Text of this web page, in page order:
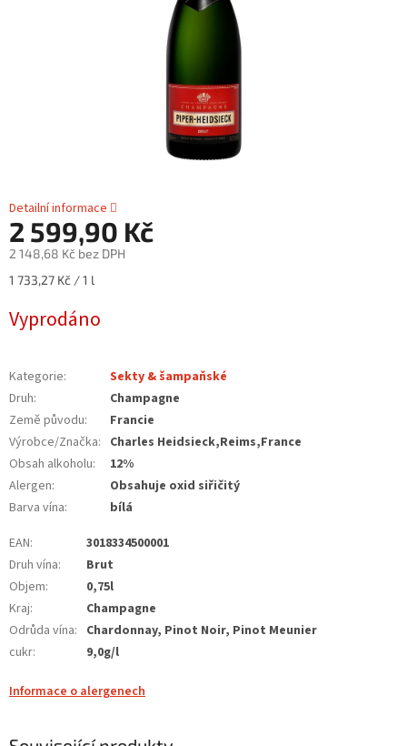
Detailní informace
2 599,90 Kč
2 148,68 Kč bez DPH
Měrná
1 733,27 Kč / 1 l
Vyprodáno
Kategorie:
Sekty & šampaňské
Druh:
Champagne
Země původu:
Francie
Výrobce/Značka: Charles Heidsieck,Reims,France
Obsah alkoholu:
12%
Alergen:
Obsahuje oxid siřičitý
Barva vína:
bílá
EAN:
3018334500001
Druh vína:
Brut
Objem:
0,75l
Kraj:
Champagne
Odrůda vína: Chardonnay, Pinot Noir, Pinot Meunier
cukr: 9,0g/l
Informace o alergenech